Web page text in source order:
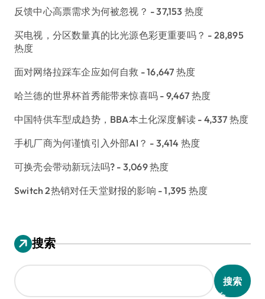
反馈中心高票需求为何被忽视？ - 37,153 热度
买电视，分区数量真的比光源色彩更重要吗？ - 28,895
热度
面对网络拉踩车企应如何自救 - 16,647 热度
哈兰德的世界杯首秀能带来惊喜吗 - 9,467 热度
中国特供车型成趋势，BBA本土化深度解读 - 4,337 热度
手机厂商为何谨慎引入外部AI？ - 3,414 热度
可换壳会带动新玩法吗? - 3,069 热度
Switch 2热销对任天堂财报的影响 - 1,395 热度
搜索
搜索